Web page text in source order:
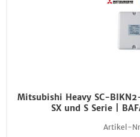
Mitsubishi Heavy SC-
SX und S Serie |
Artikel-